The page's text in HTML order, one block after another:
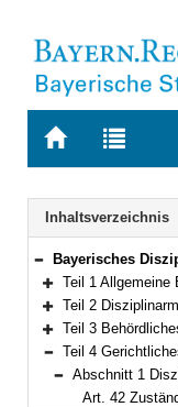
Zur
Zur
letzten
Suche
Inhaltsverzeichnis
Bereich reduzieren
Bayerisches Disziplinargesetz
Bereich erweitern
Teil 1 Allgemeine
Bereich erweitern
Teil 2
Bereich erweitern
Teil 3
Bereich reduzieren
Teil 4
Bereich
Abschnitt 1
Art. 42